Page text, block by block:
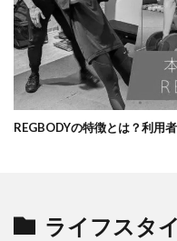
REGBODYの特徴とは？利用
ライフスタ